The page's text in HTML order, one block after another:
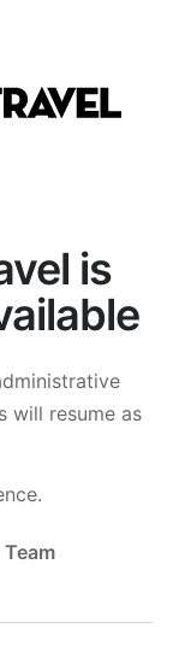
is
will resume as